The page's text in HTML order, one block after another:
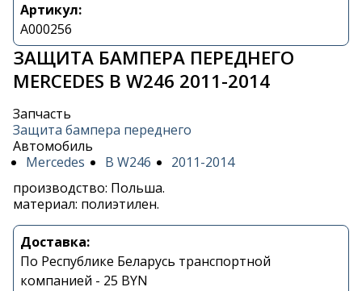
Артикул:
A000256
ЗАЩИТА БАМПЕРА ПЕРЕДНЕГО
MERCEDES B W246 2011-2014
Запчасть
Защита бампера переднего
Автомобиль
Mercedes
B W246
2011-2014
производство: Польша.
материал: полиэтилен.
Доставка:
По Республике Беларусь транспортной
компанией - 25 BYN
Контакты